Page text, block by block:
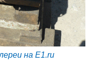
на E1.ru